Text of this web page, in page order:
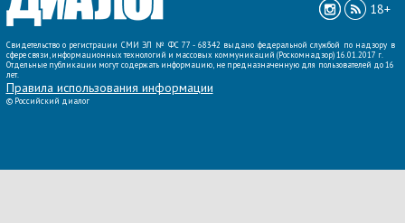
18+
Свидетельство о регистрации СМИ ЭЛ № ФС 77 - 68342 выдано федеральной службой по надзору в
сфере связи, информационных технологий и массовых коммуникаций (Роскомнадзор) 16.01.2017 г.
Отдельные публикации могут содержать информацию, не предназначенную для пользователей до 16
лет.
Правила использования информации
© Российский диалог